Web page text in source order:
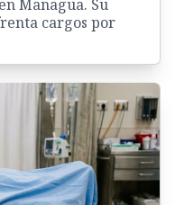
Managua. Su
cargos por